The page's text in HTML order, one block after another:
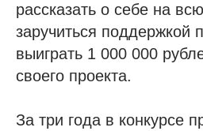
рассказать о себе на
заручиться поддержкой
выиграть 1 000 000
своего проекта.
За три года в конкурсе